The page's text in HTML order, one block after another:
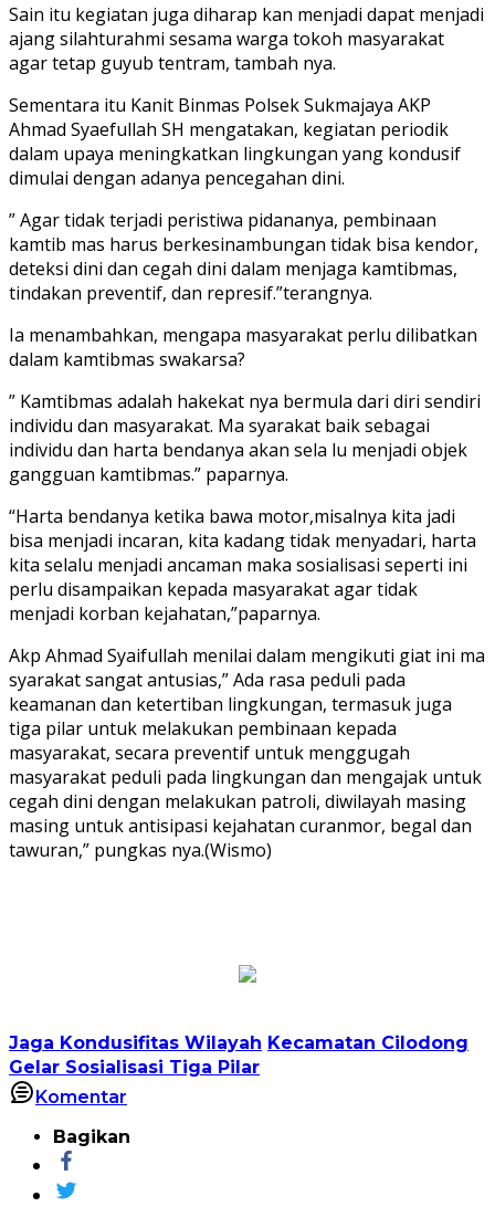
Sain itu kegiatan juga diharap kan menjadi dapat menjadi
ajang silahturahmi sesama warga tokoh masyarakat
agar tetap guyub tentram, tambah nya.
Sementara itu Kanit Binmas Polsek Sukmajaya AKP
Ahmad Syaefullah SH mengatakan, kegiatan periodik
dalam upaya meningkatkan lingkungan yang kondusif
dimulai dengan adanya pencegahan dini.
” Agar tidak terjadi peristiwa pidananya, pembinaan
kamtib mas harus berkesinambungan tidak bisa kendor,
deteksi dini dan cegah dini dalam menjaga kamtibmas,
tindakan preventif, dan represif.”terangnya.
Ia menambahkan, mengapa masyarakat perlu dilibatkan
dalam kamtibmas swakarsa?
” Kamtibmas adalah hakekat nya bermula dari diri sendiri
individu dan masyarakat. Ma syarakat baik sebagai
individu dan harta bendanya akan sela lu menjadi objek
gangguan kamtibmas.” paparnya.
“Harta bendanya ketika bawa motor,misalnya kita jadi
bisa menjadi incaran, kita kadang tidak menyadari, harta
kita selalu menjadi ancaman maka sosialisasi seperti ini
perlu disampaikan kepada masyarakat agar tidak
menjadi korban kejahatan,”paparnya.
Akp Ahmad Syaifullah menilai dalam mengikuti giat ini ma
syarakat sangat antusias,” Ada rasa peduli pada
keamanan dan ketertiban lingkungan, termasuk juga
tiga pilar untuk melakukan pembinaan kepada
masyarakat, secara preventif untuk menggugah
masyarakat peduli pada lingkungan dan mengajak untuk
cegah dini dengan melakukan patroli, diwilayah masing
masing untuk antisipasi kejahatan curanmor, begal dan
tawuran,” pungkas nya.(Wismo)
Jaga Kondusifitas Wilayah Kecamatan Cilodong
Gelar Sosialisasi Tiga Pilar
Komentar
Bagikan